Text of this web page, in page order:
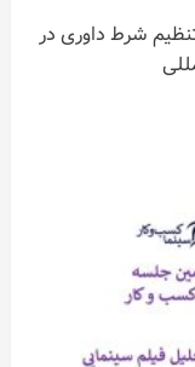
شرط داوری در